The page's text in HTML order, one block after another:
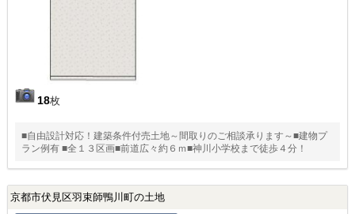
18枚
■自由設計対応！建築条件付売土地～間取りのご相談承ります～■建物プ
ラン例有 ■全１３区画■前道広々約６ｍ■神川小学校まで徒歩４分！
京都市伏見区羽束師鴨川町の土地